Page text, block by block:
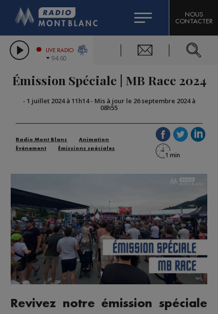
LES CHRONIQUES DE L'EXPERT
CITIZEN MACHINERY
GRAND MASSIF DOMAINES SKIABLES
BIGARD
COMPAGNIE DU MONT-BLANC
NOUS
CONTACTER
LIVE RADIO
94.60
Émission Spéciale | MB Race 2024
- 1 juillet 2024 à 11h14- Mis à jour le 26 septembre 2024 à
08h55
Radio Mont Blanc
Animation
Événement
Émissions spéciales
Revivez notre émission spéciale